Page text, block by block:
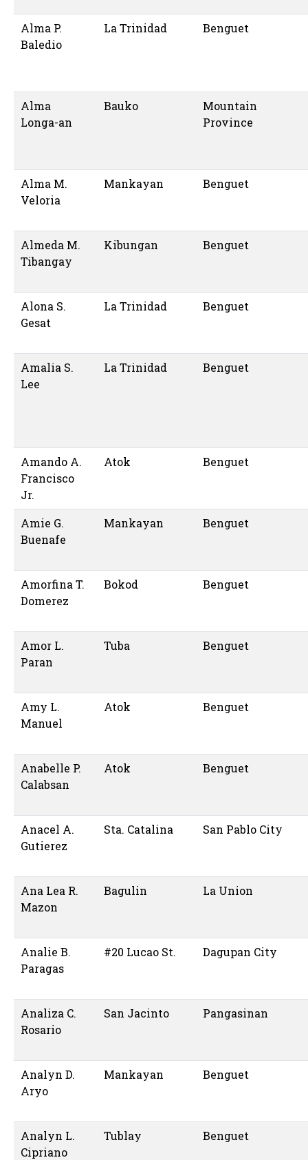
Alma P.
Baledio
La Trinidad Benguet
Alma
Longa-an
Bauko
Mountain
Province
Alma M.
Veloria
Mankayan Benguet
Almeda M.
Tibangay
Kibungan Benguet
Alona S.
Gesat
La Trinidad Benguet
Amalia S.
Lee
La Trinidad Benguet
Amando A.
Francisco
Jr.
Atok Benguet
Amie G.
Buenafe
Mankayan Benguet
Amorfina T.
Domerez
Bokod Benguet
Amor L.
Paran
Tuba Benguet
Amy L.
Manuel
Atok Benguet
Anabelle P.
Calabsan
Atok Benguet
Anacel A.
Gutierez
Sta. Catalina San Pablo City
Ana Lea R.
Mazon
Bagulin La Union
Analie B.
Paragas
#20 Lucao St. Dagupan City
Analiza C.
Rosario
San Jacinto Pangasinan
Analyn D.
Aryo
Mankayan Benguet
Analyn L.
Cipriano
Tublay Benguet